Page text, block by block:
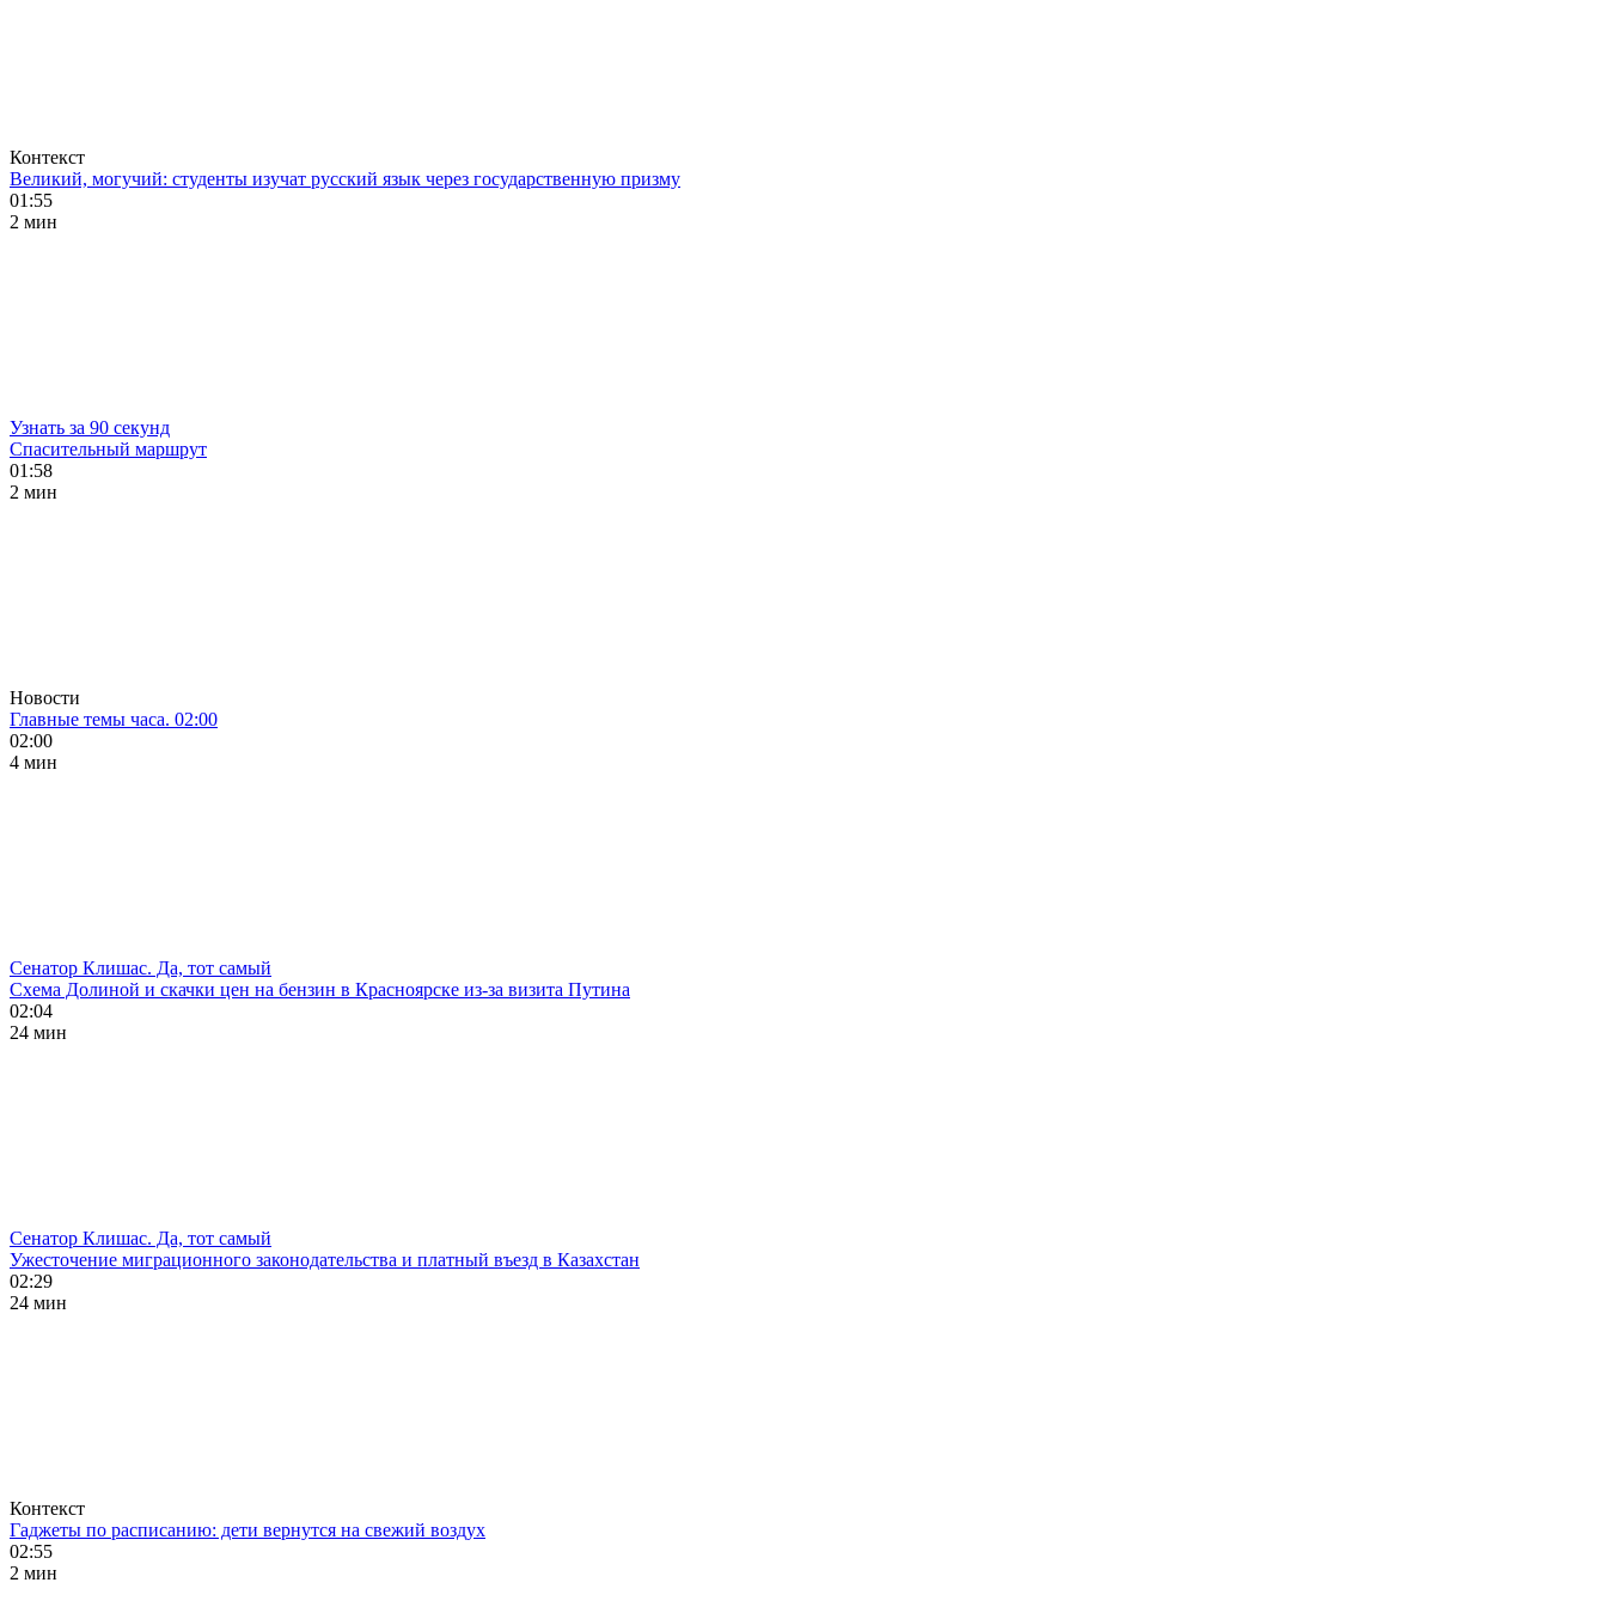
Контекст
Великий, могучий: студенты изучат русский язык через государственную призму
01:55
2 мин
Узнать за 90 секунд
Спасительный маршрут
01:58
2 мин
Новости
Главные темы часа. 02:00
02:00
4 мин
Сенатор Клишас. Да, тот самый
Схема Долиной и скачки цен на бензин в Красноярске из-за визита Путина
02:04
24 мин
Сенатор Клишас. Да, тот самый
Ужесточение миграционного законодательства и платный въезд в Казахстан
02:29
24 мин
Контекст
Гаджеты по расписанию: дети вернутся на свежий воздух
02:55
2 мин